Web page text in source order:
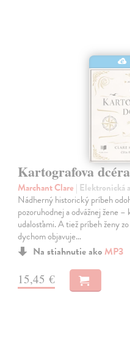
Kartografova
Marchant Clare | Elektronická
Nádherný historický príbeh
pozoruhodnej a odvážnej žene
udalosťami. A tiež príbeh ženy
dychom objavuje…
Na stiahnutie ako MP3
15,45 €